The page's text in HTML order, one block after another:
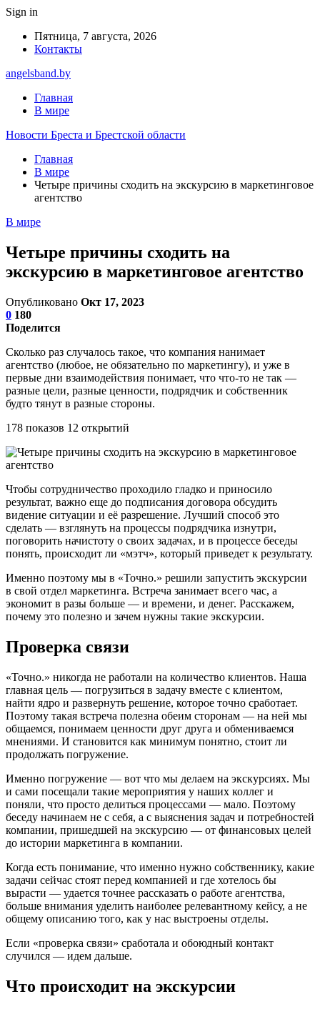
Sign in
Пятница, 7 августа, 2026
Контакты
angelsband.by
Главная
В мире
Новости Бреста и Брестской области
Главная
В мире
Четыре причины сходить на экскурсию в маркетинговое
агентство
В мире
Четыре причины сходить на
экскурсию в маркетинговое агентство
Опубликовано Окт 17, 2023
0 180
Поделится
Сколько раз случалось такое, что компания нанимает
агентство (любое, не обязательно по маркетингу), и уже в
первые дни взаимодействия понимает, что что-то не так —
разные цели, разные ценности, подрядчик и собственник
будто тянут в разные стороны.
178 показов 12 открытий
Чтобы сотрудничество проходило гладко и приносило
результат, важно еще до подписания договора обсудить
видение ситуации и её разрешение. Лучший способ это
сделать — взглянуть на процессы подрядчика изнутри,
поговорить начистоту о своих задачах, и в процессе беседы
понять, происходит ли «мэтч», который приведет к результату.
Именно поэтому мы в «Точно.» решили запустить экскурсии
в свой отдел маркетинга. Встреча занимает всего час, а
экономит в разы больше — и времени, и денег. Расскажем,
почему это полезно и зачем нужны такие экскурсии.
Проверка связи
«Точно.» никогда не работали на количество клиентов. Наша
главная цель — погрузиться в задачу вместе с клиентом,
найти ядро и развернуть решение, которое точно сработает.
Поэтому такая встреча полезна обеим сторонам — на ней мы
общаемся, понимаем ценности друг друга и обмениваемся
мнениями. И становится как минимум понятно, стоит ли
продолжать погружение.
Именно погружение — вот что мы делаем на экскурсиях. Мы
и сами посещали такие мероприятия у наших коллег и
поняли, что просто делиться процессами — мало. Поэтому
беседу начинаем не с себя, а с выяснения задач и потребностей
компании, пришедшей на экскурсию — от финансовых целей
до истории маркетинга в компании.
Когда есть понимание, что именно нужно собственнику, какие
задачи сейчас стоят перед компанией и где хотелось бы
вырасти — удается точнее рассказать о работе агентства,
больше внимания уделить наиболее релевантному кейсу, а не
общему описанию того, как у нас выстроены отделы.
Если «проверка связи» сработала и обоюдный контакт
случился — идем дальше.
Что происходит на экскурсии